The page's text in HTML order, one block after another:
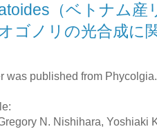
（ベトナム産
ゴノリの光合成に
was published from Phycolgia.
N. Nishihara, Yoshiaki